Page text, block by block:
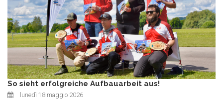
So sieht erfolgreiche Aufbauarbeit aus!
lunedì 18 maggio 2026